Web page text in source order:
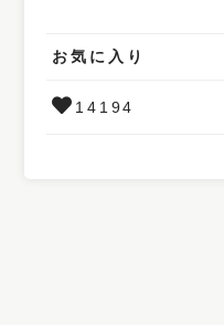
お気に入り
14194